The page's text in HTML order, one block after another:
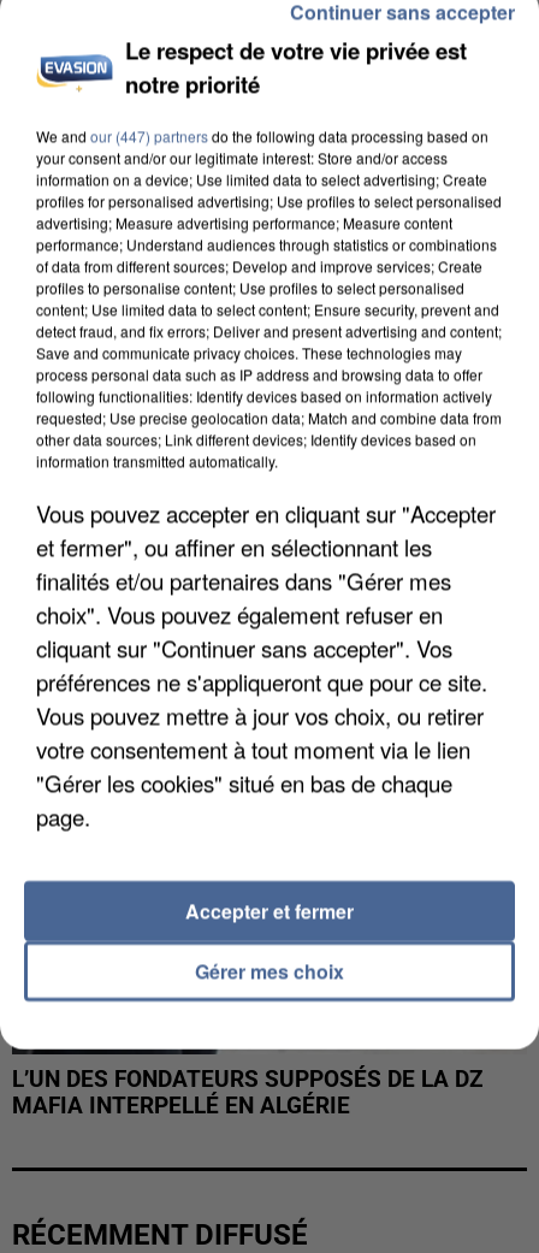
INCENDIES : L’ÎLE-DE-FRANCE LANCE UN ÉLAN
DE SOLIDARITÉ AVEC LES...
APRÈS TOUTES CES CANICULES, LES REFUGES
DE FAUNE SAUVAGE SONT...
L’UN DES FONDATEURS SUPPOSÉS DE LA DZ
MAFIA INTERPELLÉ EN ALGÉRIE
RÉCEMMENT DIFFUSÉ
Le respect de votre vie privée est
notre priorité
We and our (447) partnersdo the following data processing based on
your consent and/or our legitimate interest: Store and/or access
information on a device; Use limited data to select advertising; Create
profiles for personalised advertising; Use profiles to select personalised
advertising; Measure advertising performance; Measure content
performance; Understand audiences through statistics or combinations
of data from different sources; Develop and improve services; Create
profiles to personalise content; Use profiles to select personalised
content; Use limited data to select content; Ensure security, prevent and
detect fraud, and fix errors; Deliver and present advertising and content;
Save and communicate privacy choices. These technologies may
process personal data such as IP address and browsing data to offer
following functionalities: Identify devices based on information actively
requested; Use precise geolocation data; Match and combine data from
other data sources; Link different devices; Identify devices based on
information transmitted automatically.
Vous pouvez accepter en cliquant sur "Accepter
et fermer", ou affiner en sélectionnant les
finalités et/ou partenaires dans "Gérer mes
choix". Vous pouvez également refuser en
cliquant sur "Continuer sans accepter". Vos
préférences ne s'appliqueront que pour ce site.
Vous pouvez mettre à jour vos choix, ou retirer
votre consentement à tout moment via le lien
"Gérer les cookies" situé en bas de chaque
page.
Gérer mes choix
Accepter et fermer
Continuer sans accepter